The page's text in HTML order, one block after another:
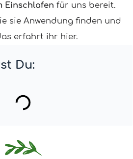
Einschlafen für uns bereit.
sie Anwendung finden und
erfahrt ihr hier.
Du: